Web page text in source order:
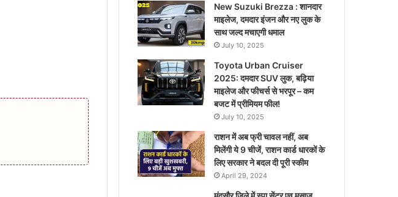
New Suzuki Brezza : शानदार
माइलेज, दमदार इंजन और नए लुक के
साथ जल्द मचाएगी धमाल
July 10, 2025
Toyota Urban Cruiser
2025: दमदार SUV लुक, बढ़िया
माइलेज और फीचर्स से भरपूर – कम
बजट में प्रीमियम फील!
July 10, 2025
राशन में अब फ्री चावल नहीं, अब
मिलेंगी ये 9 चीजें, राशन कार्ड धारकों के
लिए सरकार ने बदल दी पूरी स्कीम
April 29, 2024